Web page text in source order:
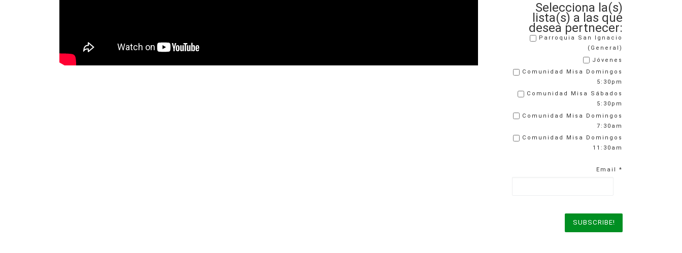
Selecciona la(s)
lista(s) a las que
desea pertnecer:
Parroquia San Ignacio
(General)
Jóvenes
Comunidad Misa Domingos
5:30pm
Comunidad Misa Sábados
5:30pm
Comunidad Misa Domingos
7:30am
Comunidad Misa Domingos
11:30am
Email *